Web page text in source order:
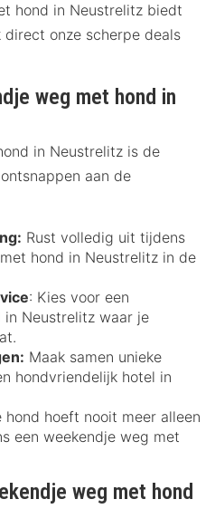
hond in Neustrelitz biedt
onze scherpe deals
weg met hond in
in Neustrelitz is de
aan de
Rust volledig uit tijdens
hond in Neustrelitz in de
: Kies voor een
in Neustrelitz waar je
Maak samen unieke
hondvriendelijk hotel in
hond hoeft nooit meer alleen
een weekendje weg met
weg met hond